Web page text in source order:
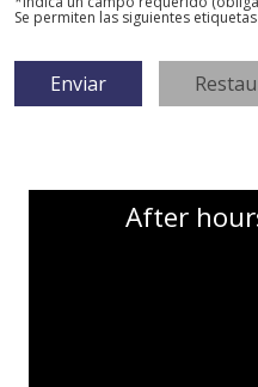
Se permiten las siguientes
After